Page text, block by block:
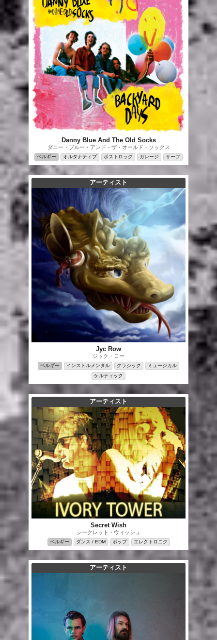
Danny Blue And The Old Socks
ダニー・ブルー・アンド・ザ・オールド・ソックス
ベルギー オルタナティブ ポストロック ガレージ サーフ
アーティスト
Jyc Row
ジック・ロー
ベルギー インストルメンタル クラシック
ミュージカル
ケルティック
アーティスト
Secret Wish
シークレット・ウィッシュ
ベルギー ダンス / EDM ポップ エレクトロニク
アーティスト